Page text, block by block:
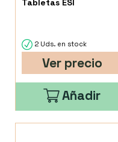
Tabletas ESI
2 Uds. en stock
Ver precio
Añadir